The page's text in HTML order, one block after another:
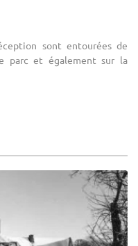
sont entourées de
parc et également sur la